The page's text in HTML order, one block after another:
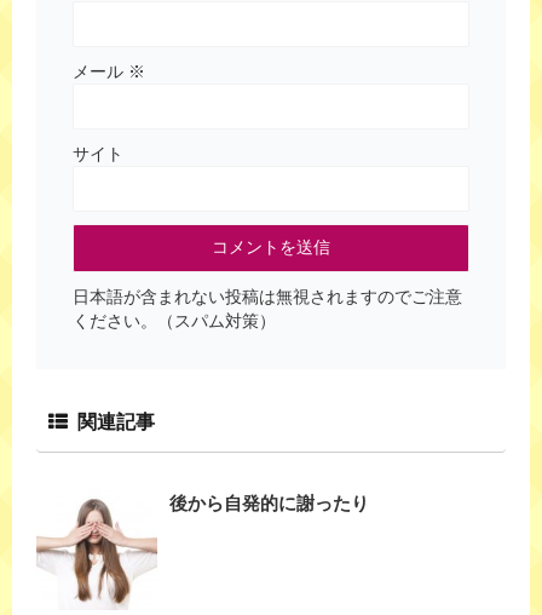
メール ※
サイト
日本語が含まれない投稿は無視されますのでご注意
ください。（スパム対策）
関連記事
後から自発的に謝ったり